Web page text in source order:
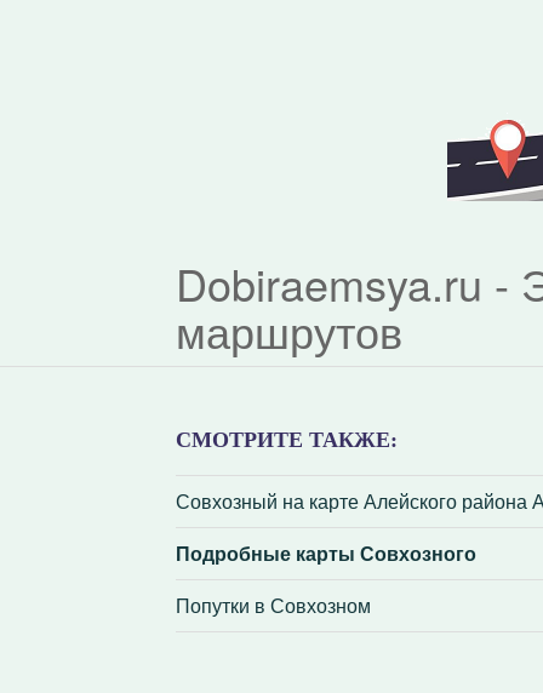
Dobiraemsya.ru -
маршрутов
СМОТРИТЕ ТАКЖЕ:
Совхозный на карте Алейского района
Подробные карты Совхозного
Попутки в Совхозном